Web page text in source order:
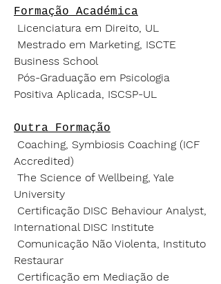
Formação Académica
Licenciatura em Direito, UL
Mestrado em Marketing, ISCTE
Business School
Pós-Graduação em Psicologia
Positiva Aplicada, ISCSP-UL
Outra Formação
Coaching, Symbiosis Coaching (ICF
Accredited)
The Science of Wellbeing, Yale
University
Certificação DISC Behaviour Analyst,
International DISC Institute
Comunicação Não Violenta, Instituto
Restaurar
Certificação em Mediação de